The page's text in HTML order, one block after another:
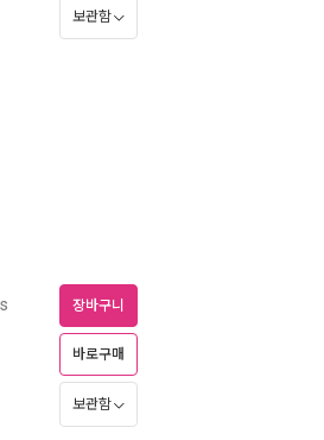
보관함
장바구니
바로구매
보관함